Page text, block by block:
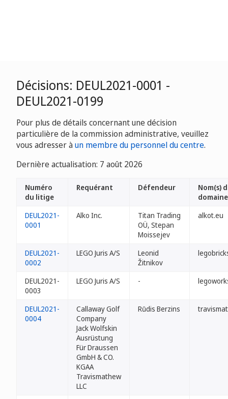
Décisions: DEUL2021-0001 -
DEUL2021-0199
Pour plus de détails concernant une décision
particulière de la commission administrative, veuillez
vous adresser àun membre du personnel du centre.
Dernière actualisation: 7 août 2026
Numéro
du litige
Requérant Défendeur
Nom(s)
domaine
DEUL2021-
0001
Alko Inc.
Titan Trading
OÜ, Stepan
Moissejev
alkot.eu
DEUL2021-
0002
LEGO Juris A/S
Leonid
Žitnikov
DEUL2021-
0003
LEGO Juris A/S -
DEUL2021-
0004
Callaway Golf
Company
Jack Wolfskin
Ausrüstung
Für Draussen
GmbH & CO.
KGAA
Travismathew
LLC
Rūdis Berzins